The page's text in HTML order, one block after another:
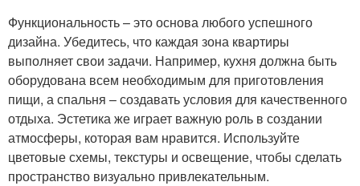
Функциональность – это основа любого успешного
дизайна. Убедитесь, что каждая зона квартиры
выполняет свои задачи. Например, кухня должна быть
оборудована всем необходимым для приготовления
пищи, а спальня – создавать условия для качественного
отдыха. Эстетика же играет важную роль в создании
атмосферы, которая вам нравится. Используйте
цветовые схемы, текстуры и освещение, чтобы сделать
пространство визуально привлекательным.